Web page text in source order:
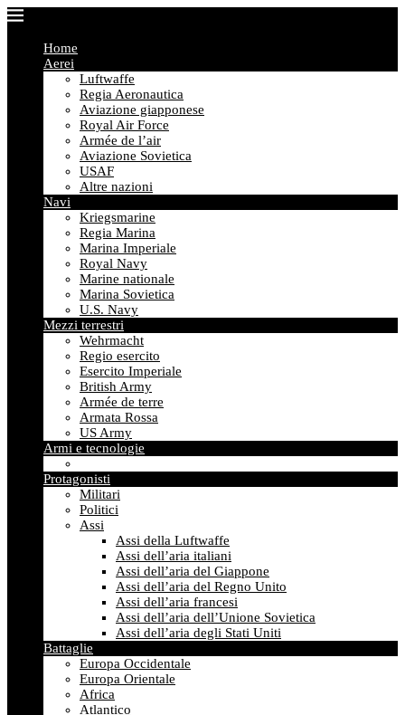
Home
Aerei
Luftwaffe
Regia Aeronautica
Aviazione giapponese
Royal Air Force
Armée de l’air
Aviazione Sovietica
USAF
Altre nazioni
Navi
Kriegsmarine
Regia Marina
Marina Imperiale
Royal Navy
Marine nationale
Marina Sovietica
U.S. Navy
Mezzi terrestri
Wehrmacht
Regio esercito
Esercito Imperiale
British Army
Armée de terre
Armata Rossa
US Army
Armi e tecnologie
Protagonisti
Militari
Politici
Assi
Assi della Luftwaffe
Assi dell’aria italiani
Assi dell’aria del Giappone
Assi dell’aria del Regno Unito
Assi dell’aria francesi
Assi dell’aria dell’Unione Sovietica
Assi dell’aria degli Stati Uniti
Battaglie
Europa Occidentale
Europa Orientale
Africa
Atlantico